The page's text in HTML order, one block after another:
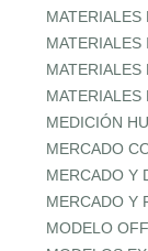
MATERIALES
MATERIALES
MATERIALES
MEDICIÓN
MERCADO
MERCADO Y
MERCADO Y
MODELO